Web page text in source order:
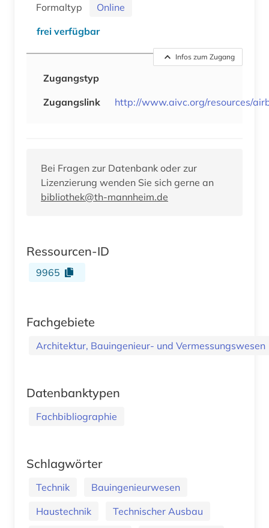
Formaltyp
Online
frei verfügbar
Infos zum Zugang
Zugangstyp
Zugangslink
http://www.aivc.org/resources/
Bei Fragen zur Datenbank oder zur
Lizenzierung wenden Sie sich gerne an
bibliothek@th-mannheim.de
Ressourcen-ID
9965
Fachgebiete
Architektur, Bauingenieur- und Vermessungswesen
Datenbanktypen
Fachbibliographie
Schlagwörter
Technik
Bauingenieurwesen
Haustechnik
Technischer Ausbau